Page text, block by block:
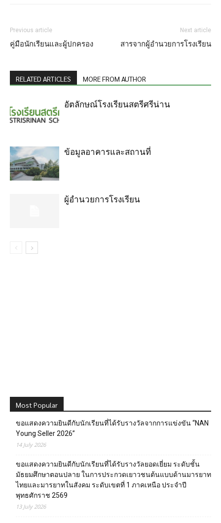
Previous article
คู่มือนักเรียนและผู้ปกครอง
Next article
สารจากผู้อำนวยการโรงเรียน
RELATED ARTICLES MORE FROM AUTHOR
อัตลักษณ์โรงเรียนสตรีศรีน่าน
ข้อมูลอาคารและสถานที่
ผู้อำนวยการโรงเรียน
Most Popular
ขอแสดงความยินดีกับนักเรียนที่ได้รับรางวัลจากการแข่งขัน “NAN
Young Seller 2026”
14 July 2026
ขอแสดงความยินดีกับนักเรียนที่ได้รับรางวัลยอดเยี่ยม ระดับชั้น
มัธยมศึกษาตอนปลาย ในการประกวดเยาวชนต้นแบบด้านมารยาท
ไทยและมารยาทในสังคม ระดับเขตที่ 1 ภาคเหนือ ประจำปี
พุทธศักราช 2569
13 July 2026